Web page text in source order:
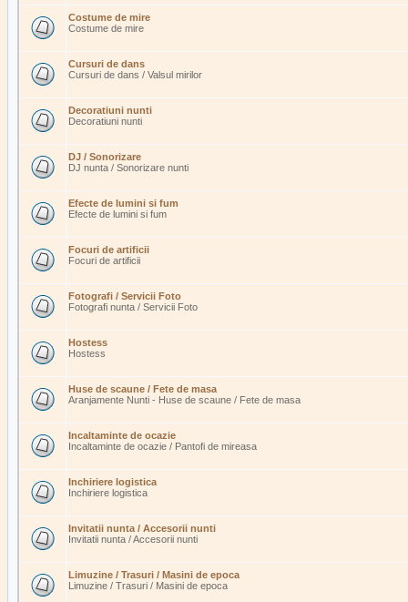
Costume de mire
Costume de mire
Cursuri de dans
Cursuri de dans / Valsul mirilor
Decoratiuni nunti
Decoratiuni nunti
DJ / Sonorizare
DJ nunta / Sonorizare nunti
Efecte de lumini si fum
Efecte de lumini si fum
Focuri de artificii
Focuri de artificii
Fotografi / Servicii Foto
Fotografi nunta / Servicii Foto
Hostess
Hostess
Huse de scaune / Fete de masa
Aranjamente Nunti - Huse de scaune / Fete de masa
Incaltaminte de ocazie
Incaltaminte de ocazie / Pantofi de mireasa
Inchiriere logistica
Inchiriere logistica
Invitatii nunta / Accesorii nunti
Invitatii nunta / Accesorii nunti
Limuzine / Trasuri / Masini de epoca
Limuzine / Trasuri / Masini de epoca